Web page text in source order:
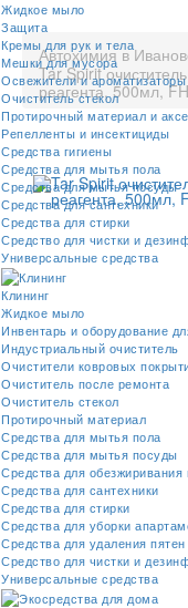
Жидкое мыло
Защита
Кремы для рук и тела
Мешки для мусора
Освежители и ароматизаторы
Очиститель стекол
Протирочный материал и
Репелленты и инсектициды
Средства гигиены
Средства для мытья пола
Средства для мытья посуды
Средства для сантехники
Средства для стирки
Средство для чистки и
Универсальные средства
Клининг
Жидкое мыло
Инвентарь и оборудование
Индустриальный очиститель
Очистители ковровых
Очиститель после ремонта
Очиститель стекол
Протирочный материал
Средства для мытья пола
Средства для мытья посуды
Средства для обезжиривания
Средства для сантехники
Средства для стирки
Средства для уборки
Средства для удаления пятен
Средство для чистки и
Универсальные средства
Автохимия в
Tar Spirit
реагента, 500мл,